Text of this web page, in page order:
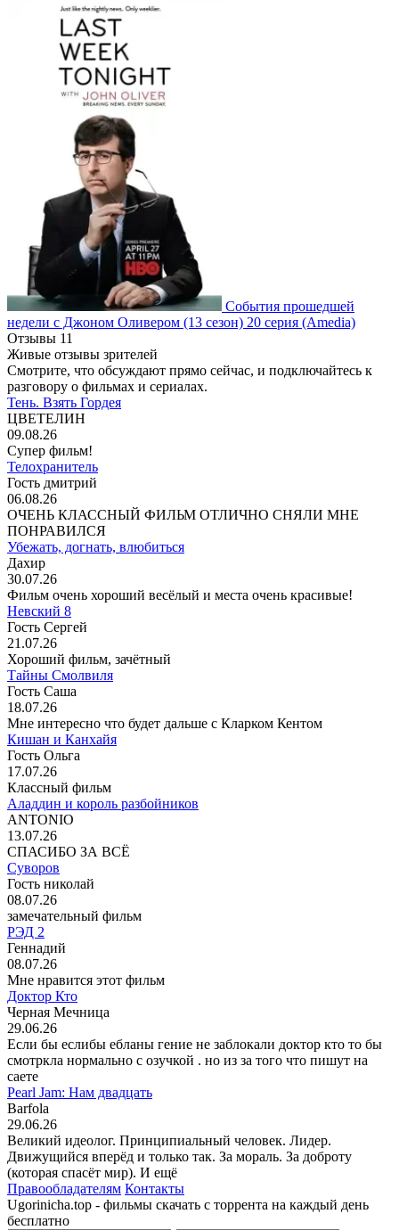
События прошедшей
недели с Джоном Оливером (13 сезон) 20 серия (Amedia)
Отзывы 11
Живые отзывы зрителей
Смотрите, что обсуждают прямо сейчас, и подключайтесь к
разговору о фильмах и сериалах.
Тень. Взять Гордея
ЦВЕТЕЛИН
09.08.26
Супер фильм!
Телохранитель
Гость дмитрий
06.08.26
ОЧЕНЬ КЛАССНЫЙ ФИЛЬМ ОТЛИЧНО СНЯЛИ МНЕ
ПОНРАВИЛСЯ
Убежать, догнать, влюбиться
Дахир
30.07.26
Фильм очень хороший весёлый и места очень красивые!
Невский 8
Гость Сергей
21.07.26
Хороший фильм, зачётный
Тайны Смолвиля
Гость Саша
18.07.26
Мне интересно что будет дальше с Кларком Кентом
Кишан и Канхайя
Гость Ольга
17.07.26
Классный фильм
Аладдин и король разбойников
ANTONIO
13.07.26
СПАСИБО ЗА ВСЁ
Суворов
Гость николай
08.07.26
замечательный фильм
РЭД 2
Геннадий
08.07.26
Мне нравится этот фильм
Доктор Кто
Черная Мечница
29.06.26
Если бы еслибы ебланы гение не заблокали доктор кто то бы
смотркла нормально с озучкой . но из за того что пишут на
саете
Pearl Jam: Нам двадцать
Barfola
29.06.26
Великий идеолог. Принципиальный человек. Лидер.
Движущийся вперёд и только так. За мораль. За доброту
(которая спасёт мир). И ещё
Правообладателям Контакты
Ugorinicha.top - фильмы скачать с торрента на каждый день
бесплатно